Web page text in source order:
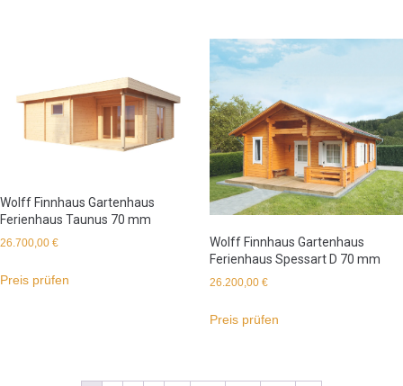
Wolff Finnhaus Gartenhaus
Ferienhaus Taunus 70 mm
26.700,00 €
Preis prüfen
Wolff Finnhaus Gartenhaus
Ferienhaus Spessart D 70 mm
26.200,00 €
Preis prüfen